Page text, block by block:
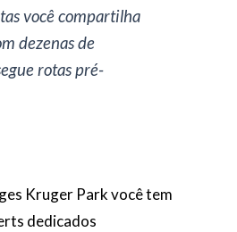
você compartilha
dezenas de
rotas pré-
Kruger Park você tem
dedicados